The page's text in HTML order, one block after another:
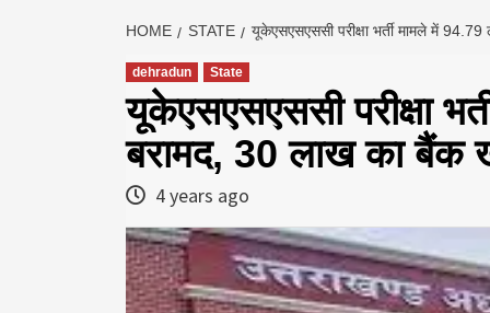
HOME STATE यूकेएसएसएससी परीक्षा भर्ती मामले में
dehradun State
यूकेएसएसएससी परीक्षा
बरामद, 30 लाख का बैंक
4 years ago